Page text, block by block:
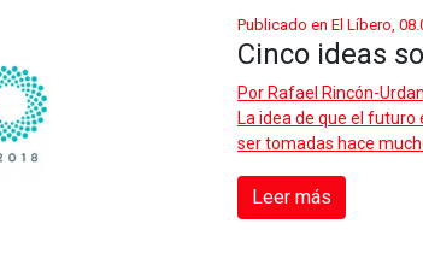
Publicado en El Líbero,
Cinco ideas
Por Rafael Rincón-
La idea de que el
ser tomadas hace
Leer más